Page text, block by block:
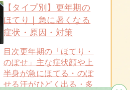
【タイプ別】更年期の
ほてり｜急に暑くなる
症状・原因・対策
目次更年期の「ほてり・
のぼせ」主な症状顔や上
半身が急にほてる・のぼ
せる汗がひどく出る・多